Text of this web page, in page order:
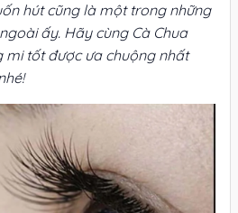
hút cũng là một trong những
ấy. Hãy cùng Cà Chua
tốt được ưa chuộng nhất